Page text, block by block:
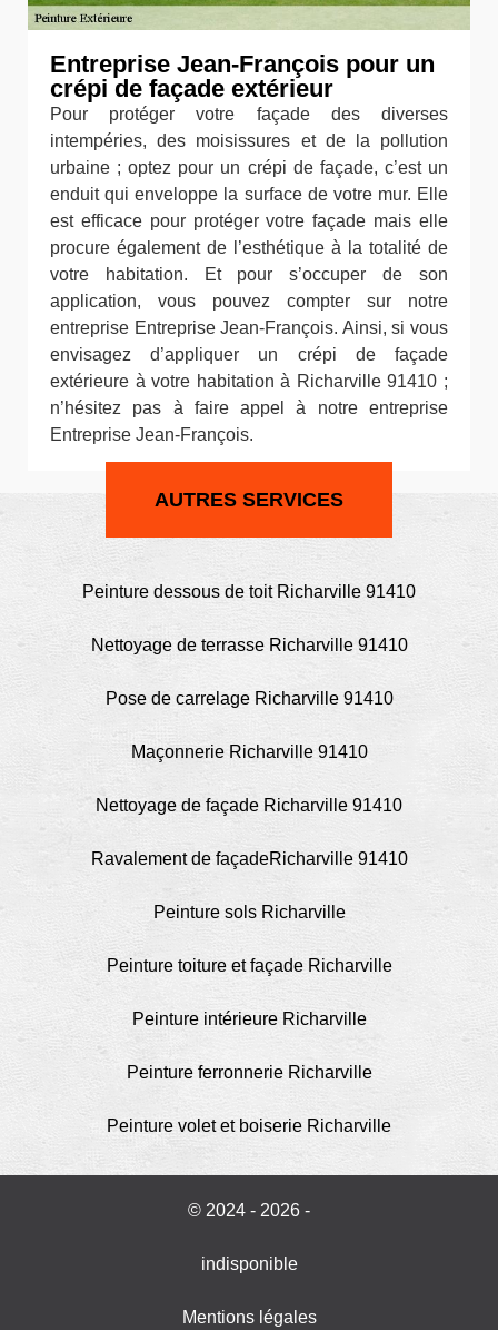
Entreprise Jean-François pour un
crépi de façade extérieur
Pour protéger votre façade des diverses
intempéries, des moisissures et de la pollution
urbaine ; optez pour un crépi de façade, c’est un
enduit qui enveloppe la surface de votre mur. Elle
est efficace pour protéger votre façade mais elle
procure également de l’esthétique à la totalité de
votre habitation. Et pour s’occuper de son
application, vous pouvez compter sur notre
entreprise Entreprise Jean-François. Ainsi, si vous
envisagez d’appliquer un crépi de façade
extérieure à votre habitation à Richarville 91410 ;
n’hésitez pas à faire appel à notre entreprise
Entreprise Jean-François.
AUTRES SERVICES
Peinture dessous de toit Richarville 91410
Nettoyage de terrasse Richarville 91410
Pose de carrelage Richarville 91410
Maçonnerie Richarville 91410
Nettoyage de façade Richarville 91410
Ravalement de façadeRicharville 91410
Peinture sols Richarville
Peinture toiture et façade Richarville
Peinture intérieure Richarville
Peinture ferronnerie Richarville
Peinture volet et boiserie Richarville
© 2024 - 2026 -
indisponible
Mentions légales